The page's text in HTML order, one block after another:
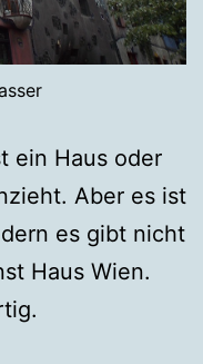
ein Haus oder
Aber es ist
es gibt nicht
Haus Wien.